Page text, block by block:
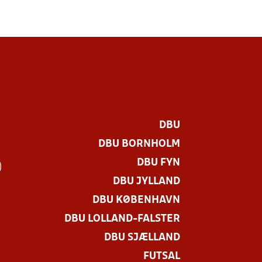
DBU
DBU BORNHOLM
DBU FYN
DBU JYLLAND
DBU KØBENHAVN
DBU LOLLAND-FALSTER
DBU SJÆLLAND
FUTSAL